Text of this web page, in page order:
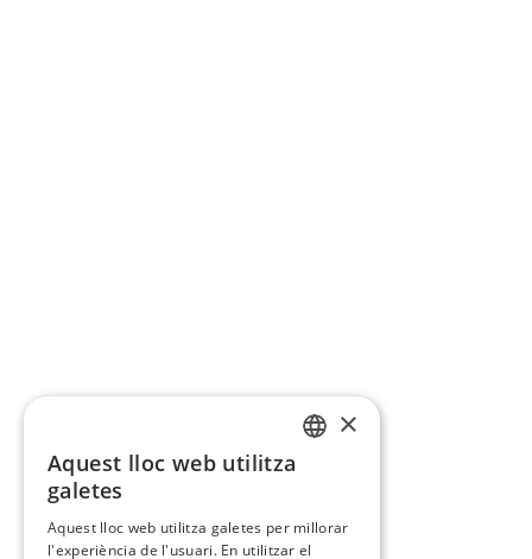
×
Aquest lloc web utilitza
galetes
Aquest lloc web utilitza galetes per millorar
l'experiència de l'usuari. En utilitzar el